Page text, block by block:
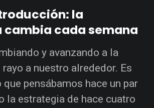
la
cada semana
y avanzando a la
a nuestro alrededor. Es
pensábamos hace un par
la estrategia de hace cuatro